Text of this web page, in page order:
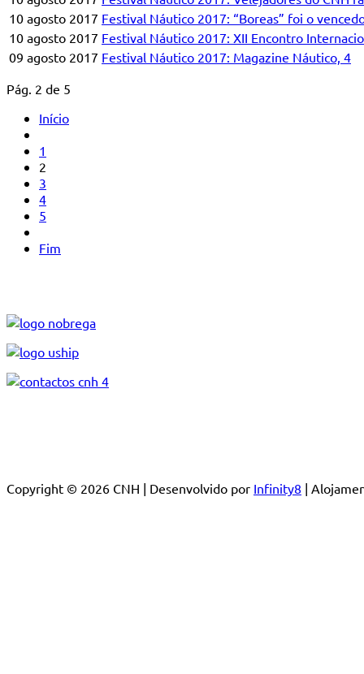
10 agosto 2017 Festival Náutico 2017: “Boreas” foi o
10 agosto 2017 Festival Náutico 2017: XII Encontro
09 agosto 2017 Festival Náutico 2017: Magazine Náutico, 4
Pág. 2 de 5
Início
1
2
3
4
5
Fim
Copyright © 2026 CNH | Desenvolvido por Infinity8 |